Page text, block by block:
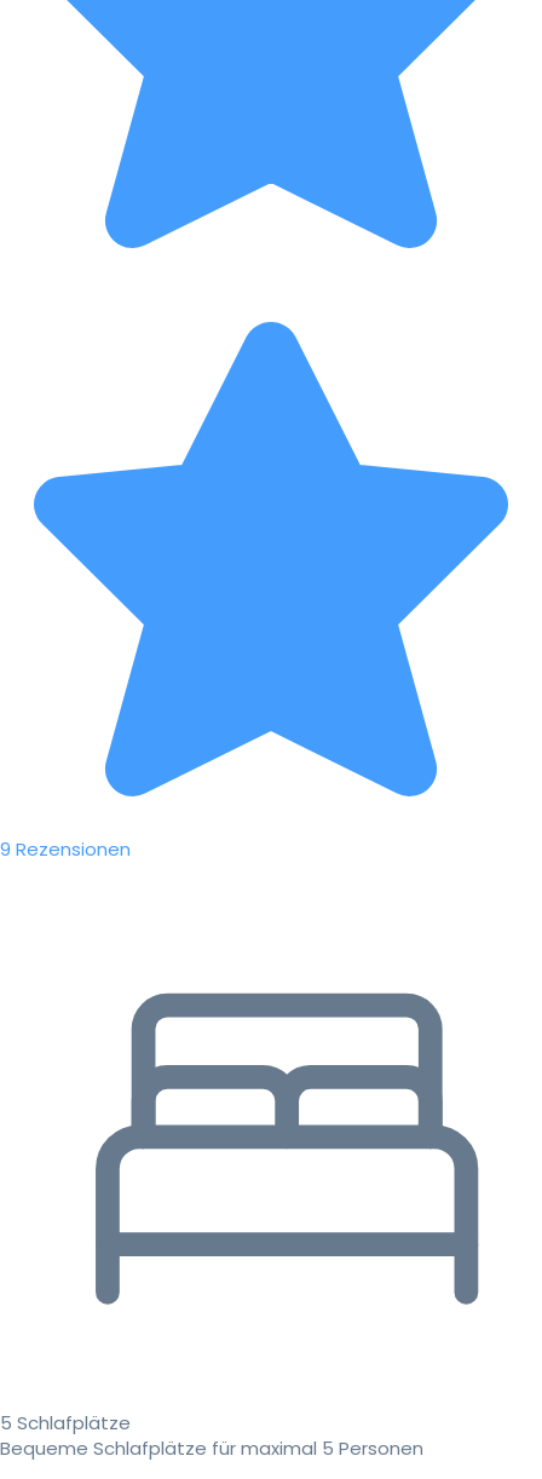
9 Rezensionen
5 Schlafplätze
Bequeme Schlafplätze für maximal 5 Personen